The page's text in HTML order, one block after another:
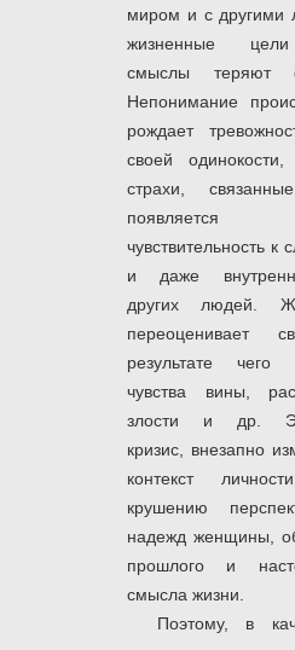
миром и с другими
жизненные цели
смыслы теряют
Непонимание
рождает
своей одинокости,
страхи,
появляется
чувствительность к
и даже
других людей.
переоценивает
результате
чувства вины,
злости и др.
кризис, внезапно
контекст
крушению
надежд женщины,
прошлого и
смысла жизни.
Поэтому, в